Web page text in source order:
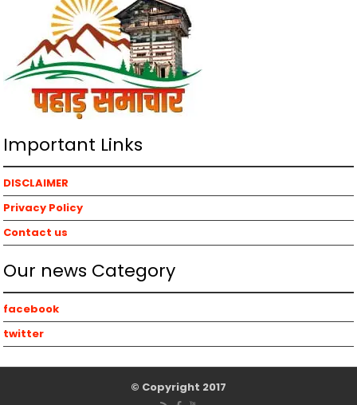
Important Links
DISCLAIMER
Privacy Policy
Contact us
Our news Category
facebook
twitter
© Copyright 2017